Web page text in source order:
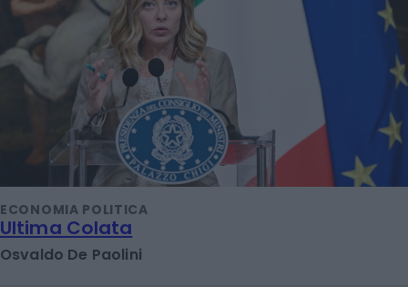
ECONOMIA POLITICA
Ultima Colata
Osvaldo De Paolini